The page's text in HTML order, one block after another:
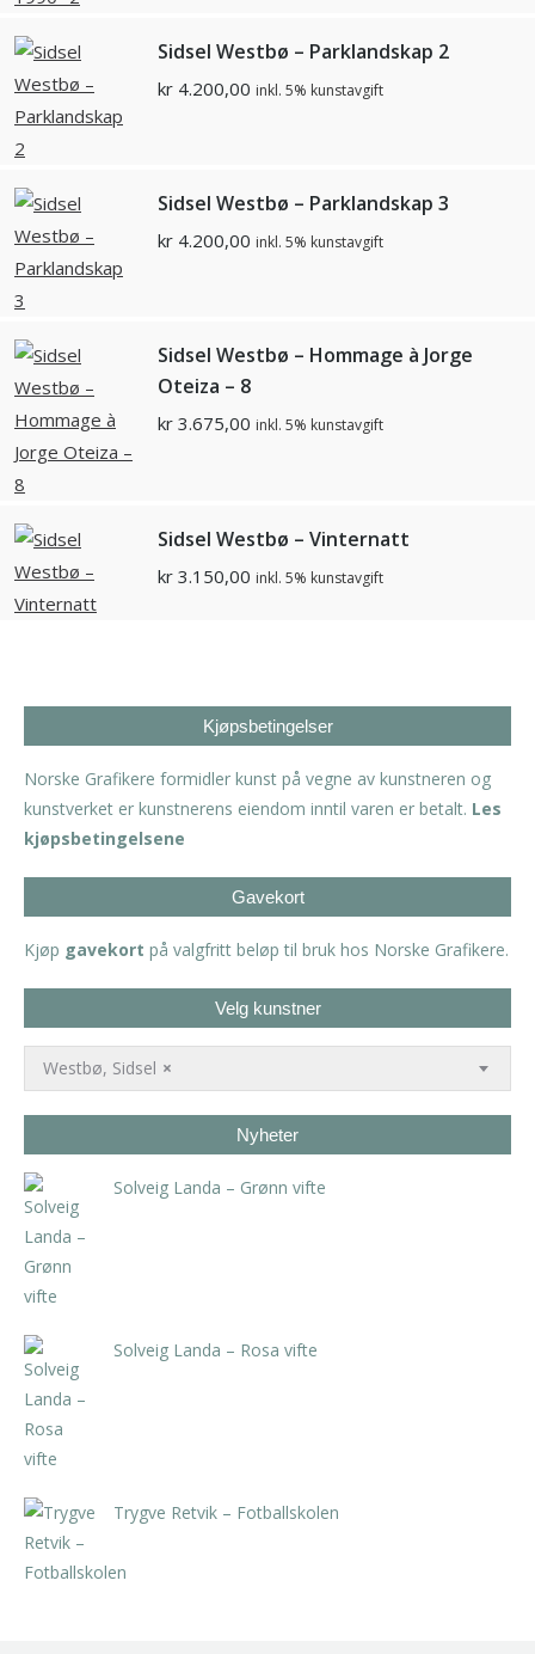
Sidsel Westbø – Parklandskap 2
kr 4.200,00 inkl. 5% kunstavgift
Sidsel Westbø – Parklandskap 3
kr 4.200,00 inkl. 5% kunstavgift
Sidsel Westbø – Hommage à Jorge
Oteiza – 8
kr 3.675,00 inkl. 5% kunstavgift
Sidsel Westbø – Vinternatt
kr 3.150,00 inkl. 5% kunstavgift
Kjøpsbetingelser
Norske Grafikere formidler kunst på vegne av kunstneren og
kunstverket er kunstnerens eiendom inntil varen er betalt. Les
kjøpsbetingelsene
Gavekort
Kjøp gavekort på valgfritt beløp til bruk hos Norske Grafikere.
Velg kunstner
×
Westbø, Sidsel
Nyheter
Solveig Landa – Grønn vifte
Solveig Landa – Rosa vifte
Trygve Retvik – Fotballskolen